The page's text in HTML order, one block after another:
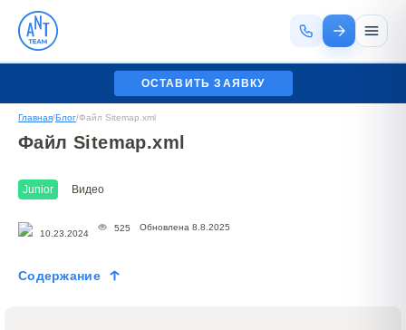
ОСТАВИТЬ ЗАЯВКУ
Главная/Блог/Файл Sitemap.xml
Файл Sitemap.xml
Junior Видео
10.23.2024
525 Обновлена 8.8.2025
Содержание